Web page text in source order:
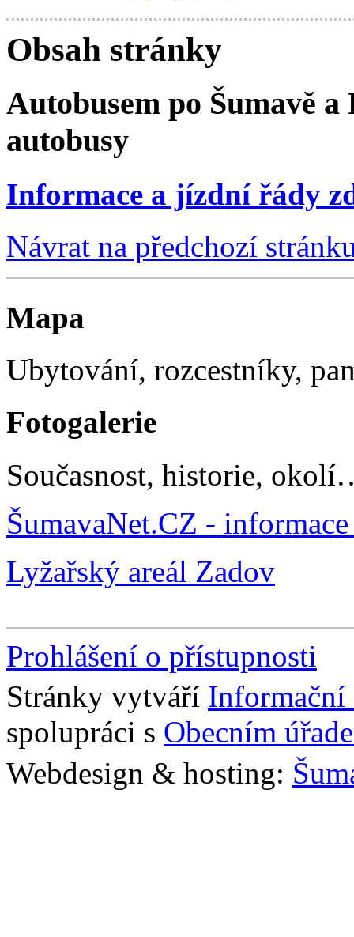
Obsah stránky
Autobusem po Šumavě a
autobusy
Informace a jízdní řády
Návrat na předchozí
Mapa
Ubytování, rozcestníky,
Fotogalerie
Současnost, historie,
ŠumavaNet.CZ -
Lyžařský areál Zadov
Prohlášení o přístupnosti
Stránky vytváří Informační
spolupráci s Obecním
Webdesign & hosting: